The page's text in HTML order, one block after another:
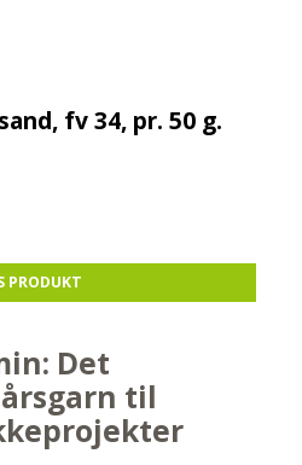
fv 34, pr. 50 g.
PRODUKT
Det
til